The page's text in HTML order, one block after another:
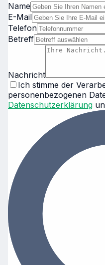
Name
E-Mail
Telefon
Betreff
Nachricht
Ich stimme der
personenbezogenen
Datenschutzerklärung